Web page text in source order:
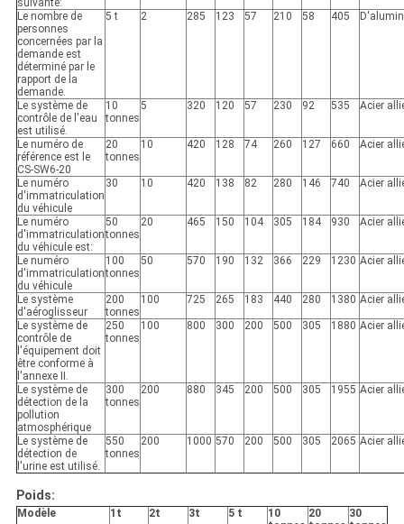
suivante:
Le nombre de
personnes
concernées par la
demande est
déterminé par le
rapport de la
demande.
5 t 2 285 123 57 210 58 405
Le système de
contrôle de l'eau
est utilisé.
10
tonnes
5 320 120 57 230 92 535 Acier
Le numéro de
référence est le
CS-SW6-20
20
tonnes
10 420 128 74 260 127 660 Acier
Le numéro
d'immatriculation
du véhicule
30 10 420 138 82 280 146 740 Acier
Le numéro
d'immatriculation
du véhicule est:
50
tonnes
20 465 150 104 305 184 930 Acier
Le numéro
d'immatriculation
du véhicule
100
tonnes
50 570 190 132 366 229 1230 Acier
Le système
d'aéroglisseur
200
tonnes
100 725 265 183 440 280 1380 Acier
Le système de
contrôle de
l'équipement doit
être conforme à
l'annexe II.
250
tonnes
100 800 300 200 500 305 1880 Acier
Le système de
détection de la
pollution
atmosphérique
300
tonnes
200 880 345 200 500 305 1955 Acier
Le système de
détection de
l'urine est utilisé.
550
tonnes
200 1000 570 200 500 305 2065 Acier
Poids:
Modèle 1t 2t 3t 5 t
10
20
30